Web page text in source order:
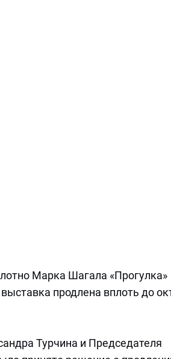
Марка Шагала «Прогулка»
продлена вплоть до
Турчина и Председателя